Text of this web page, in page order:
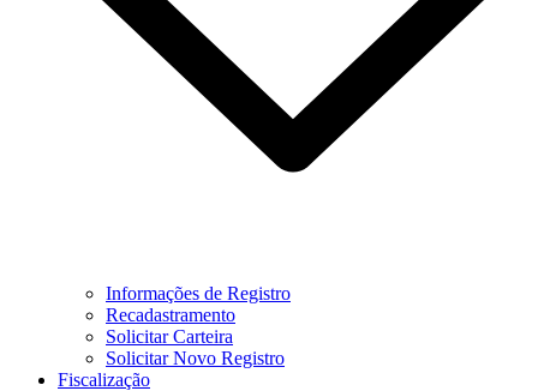
Informações de Registro
Recadastramento
Solicitar Carteira
Solicitar Novo Registro
Fiscalização